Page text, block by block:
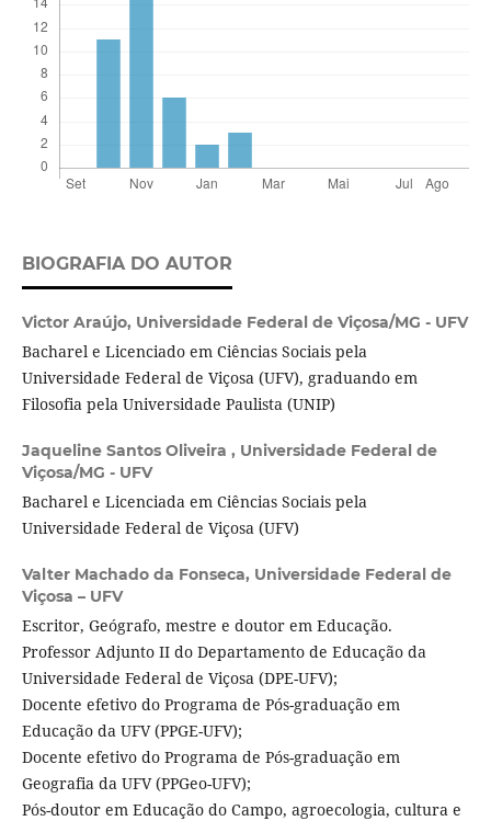
BIOGRAFIA DO AUTOR
Victor Araújo, Universidade Federal de Viçosa/MG - UFV
Bacharel e Licenciado em Ciências Sociais pela
Universidade Federal de Viçosa (UFV), graduando em
Filosofia pela Universidade Paulista (UNIP)
Jaqueline Santos Oliveira , Universidade Federal de
Viçosa/MG - UFV
Bacharel e Licenciada em Ciências Sociais pela
Universidade Federal de Viçosa (UFV)
Valter Machado da Fonseca, Universidade Federal de
Viçosa – UFV
Escritor, Geógrafo, mestre e doutor em Educação.
Professor Adjunto II do Departamento de Educação da
Universidade Federal de Viçosa (DPE-UFV);
Docente efetivo do Programa de Pós-graduação em
Educação da UFV (PPGE-UFV);
Docente efetivo do Programa de Pós-graduação em
Geografia da UFV (PPGeo-UFV);
Pós-doutor em Educação do Campo, agroecologia, cultura e